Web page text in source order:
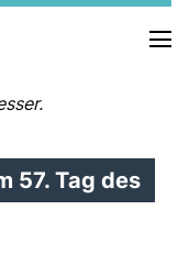
57. Tag des